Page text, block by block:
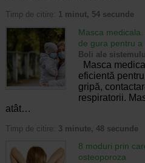
Timp de citire: 1 minut, 54 secunde
Masca
de gura pentru
Boli ale
Masca
eficientă
gripă,
respiratorii.
atât…
Timp de citire: 3 minute, 48 secunde
8 moduri prin
osteoporoza